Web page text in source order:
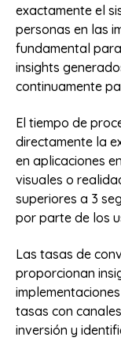
exactamente el
personas en las
fundamental
insights
continuamente
El tiempo de
directamente la
en aplicaciones
visuales o
superiores a 3
por parte de los
Las tasas de
proporcionan
tasas con
inversión y